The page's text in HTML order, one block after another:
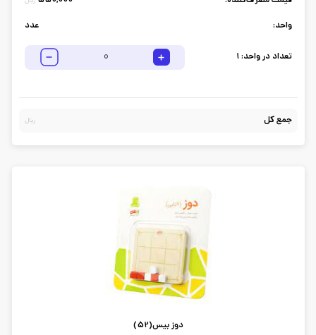
واحد: عدد
تعداد در واحد:1
جمع کل ریال
دوز بیس(52)